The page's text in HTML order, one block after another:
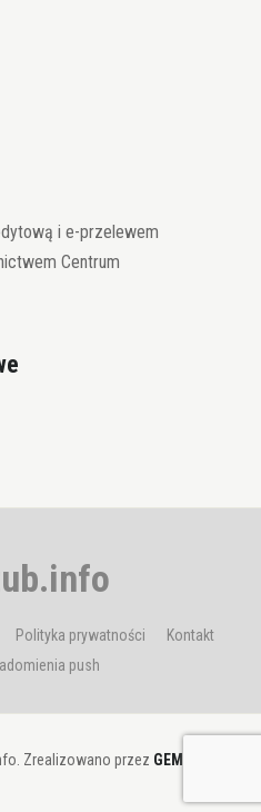
i e-przelewem
Centrum
Polityka prywatności
Kontakt
push
Zrealizowano przez GEMBIT